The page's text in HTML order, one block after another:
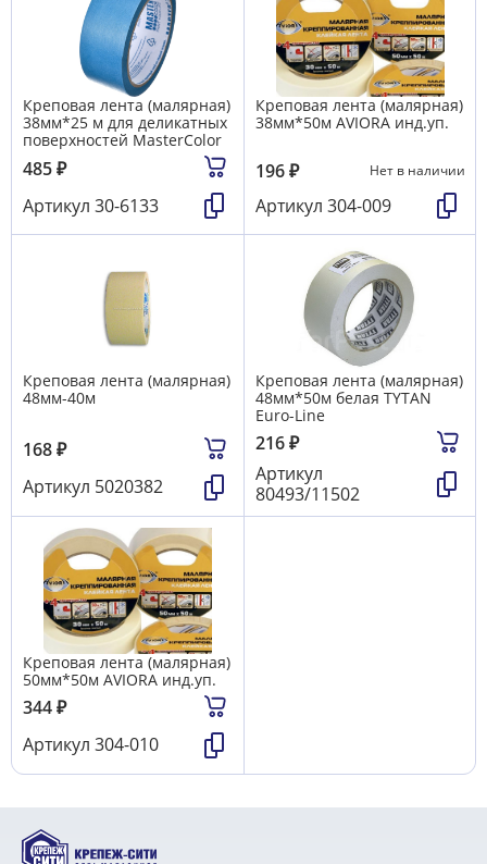
Креповая лента (малярная)
38мм*25 м для деликатных
поверхностей MasterColor
485₽
Артикул 30-6133
Креповая лента (малярная)
38мм*50м AVIORA инд.уп.
196₽ Нет в наличии
Артикул 304-009
Креповая лента (малярная)
48мм-40м
168₽
Артикул 5020382
Креповая лента (малярная)
48мм*50м белая TYTAN
Euro-Line
216₽
Артикул
80493/11502
Креповая лента (малярная)
50мм*50м AVIORA инд.уп.
344₽
Артикул 304-010